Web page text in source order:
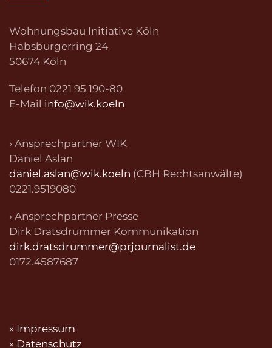
Wohnungsbau Initiative Köln
Habsburgerring 24
50674 Köln
Telefon 0221 95 190-80
E-Mail info@wik.koeln
› Ansprechpartner WIK
Daniel Aslan
daniel.aslan@wik.koeln (CBH Rechtsanwälte)
0221.9519080
› Ansprechpartner Presse
Dirk Dratsdrummer Kommunikation
dirk.dratsdrummer@prjournalist.de
0172.4587687
» Impressum
» Datenschutz